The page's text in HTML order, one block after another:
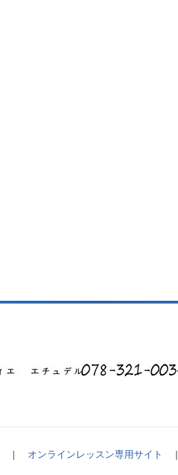
| オンラインレッスン専用サイト